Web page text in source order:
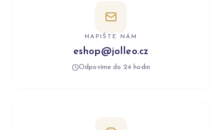
NAPIŠTE NÁM
eshop@jolleo.cz
Odpovíme do 24 hodin